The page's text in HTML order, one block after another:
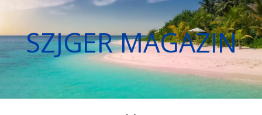
SZJGER MAGAZIN